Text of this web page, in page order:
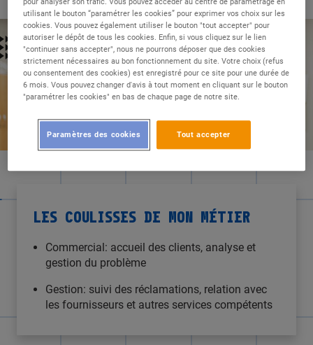
LES COULISSES DE MON MÉTIER
Commercial: accueil des clients, analyse et
gestion du problème
Gestion: suivi des réclamations, relation avec
les fournisseurs et autres services compétents
utilisant le bouton “paramétrer les cookies” pour exprimer vos choix sur les
cookies. Vous pouvez également utiliser le bouton "tout accepter" pour
autoriser le dépôt de tous les cookies. Enfin, si vous cliquez sur le lien
"continuer sans accepter", nous ne pourrons déposer que des cookies
strictement nécessaires au bon fonctionnement du site. Votre choix (refus
ou consentement des cookies) est enregistré pour ce site pour une durée de
6 mois. Vous pouvez changer d'avis à tout moment en cliquant sur le bouton
"paramétrer les cookies" en bas de chaque page de notre site.
Tout accepter
Paramètres des cookies